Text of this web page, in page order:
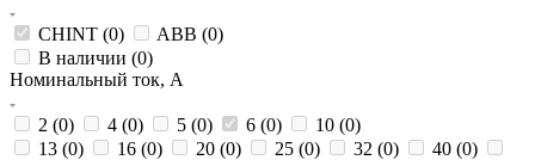
CHINT (0) ABB (0)
В наличии (0)
Номинальный ток, А
2 (0) 4 (0) 5 (0) 6 (0) 10 (0)
13 (0) 16 (0) 20 (0) 25 (0) 32 (0) 40 (0)